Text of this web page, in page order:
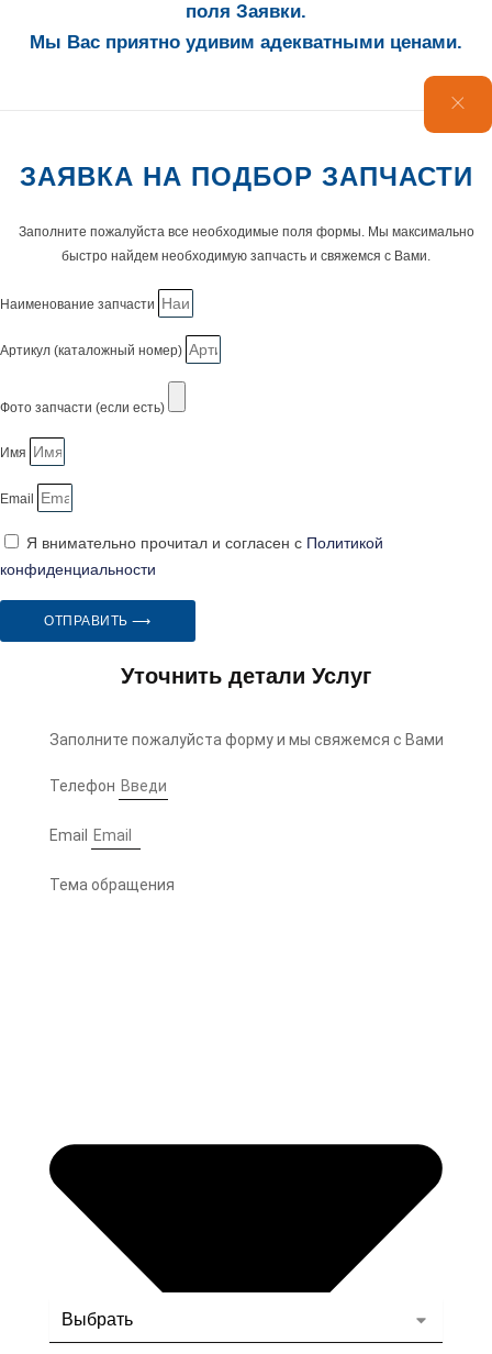
поля Заявки.
Мы Вас приятно удивим адекватными ценами.
ЗАЯВКА НА ПОДБОР ЗАПЧАСТИ
Заполните пожалуйста все необходимые поля формы. Мы максимально
быстро найдем необходимую запчасть и свяжемся с Вами.
Наименование запчасти
Артикул (каталожный номер)
Фото запчасти (если есть)
Имя
Email
Я внимательно прочитал и согласен с Политикой
конфиденциальности
ОТПРАВИТЬ ⟶
Уточнить детали Услуг
Заполните пожалуйста форму и мы свяжемся с Вами
Телефон
Email
Тема обращения